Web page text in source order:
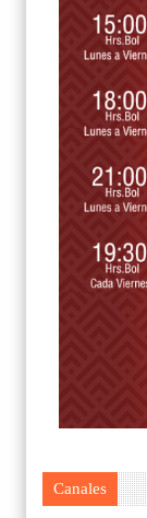
Canales